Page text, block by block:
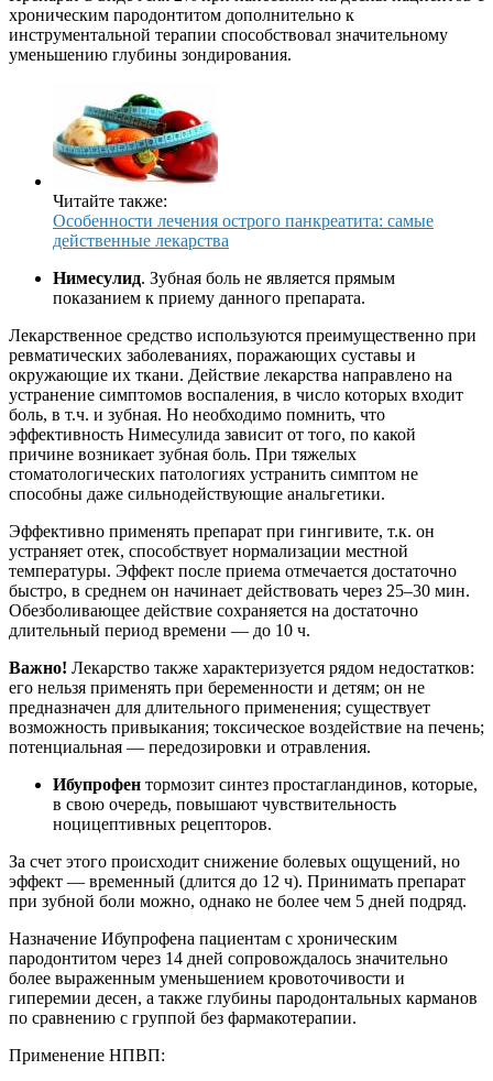
хроническим пародонтитом дополнительно к
инструментальной терапии способствовал значительному
уменьшению глубины зондирования.
Читайте также:
Особенности лечения острого панкреатита: самые
действенные лекарства
Нимесулид. Зубная боль не является прямым
показанием к приему данного препарата.
Лекарственное средство используются преимущественно при
ревматических заболеваниях, поражающих суставы и
окружающие их ткани. Действие лекарства направлено на
устранение симптомов воспаления, в число которых входит
боль, в т.ч. и зубная. Но необходимо помнить, что
эффективность Нимесулида зависит от того, по какой
причине возникает зубная боль. При тяжелых
стоматологических патологиях устранить симптом не
способны даже сильнодействующие анальгетики.
Эффективно применять препарат при гингивите, т.к. он
устраняет отек, способствует нормализации местной
температуры. Эффект после приема отмечается достаточно
быстро, в среднем он начинает действовать через 25–30 мин.
Обезболивающее действие сохраняется на достаточно
длительный период времени — до 10 ч.
Важно! Лекарство также характеризуется рядом недостатков:
его нельзя применять при беременности и детям; он не
предназначен для длительного применения; существует
возможность привыкания; токсическое воздействие на печень;
потенциальная — передозировки и отравления.
Ибупрофен тормозит синтез простагландинов, которые,
в свою очередь, повышают чувствительность
ноцицептивных рецепторов.
За счет этого происходит снижение болевых ощущений, но
эффект — временный (длится до 12 ч). Принимать препарат
при зубной боли можно, однако не более чем 5 дней подряд.
Назначение Ибупрофена пациентам с хроническим
пародонтитом через 14 дней сопровождалось значительно
более выраженным уменьшением кровоточивости и
гиперемии десен, а также глубины пародонтальных карманов
по сравнению с группой без фармакотерапии.
Применение НПВП: